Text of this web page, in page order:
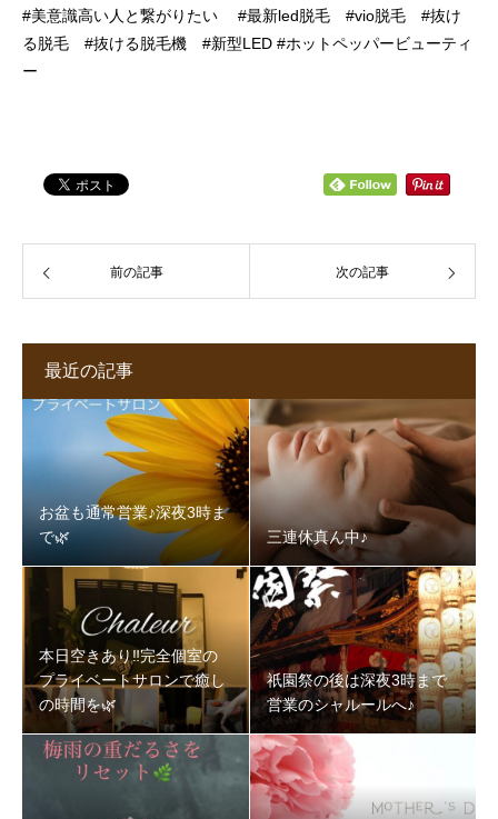
#美意識高い人と繋がりたい #最新led脱毛 #vio脱毛 #抜け
る脱毛 #抜ける脱毛機 #新型LED #ホットペッパービューティ
ー
前の記事 次の記事
最近の記事
お盆も通常営業♪深夜3時ま
で🌿‬
三連休真ん中♪
本日空きあり‼️完全個室の
プライベートサロンで癒し
の時間を🌿‬
祇園祭の後は深夜3時まで
営業のシャルールへ♪